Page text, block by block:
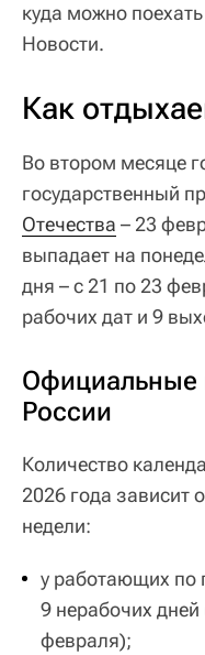
куда можно
Новости.
Как
Во втором месяце
государственный
Отечества – 23
выпадает на
дня – с 21 по 23
рабочих дат и 9
Официальные
России
Количество
2026 года зависит
недели:
у работающих по
9 нерабочих
февраля);